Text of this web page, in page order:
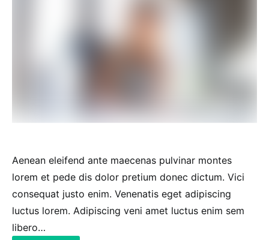
Aenean eleifend ante maecenas pulvinar montes
lorem et pede dis dolor pretium donec dictum. Vici
consequat justo enim. Venenatis eget adipiscing
luctus lorem. Adipiscing veni amet luctus enim sem
libero…